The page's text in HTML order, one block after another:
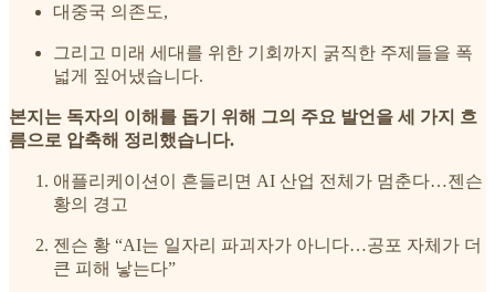
대중국 의존도,
그리고 미래 세대를 위한 기회까지 굵직한 주제들을 폭
넓게 짚어냈습니다.
본지는 독자의 이해를 돕기 위해 그의 주요 발언을 세 가지 흐
름으로 압축해 정리했습니다.
애플리케이션이 흔들리면 AI 산업 전체가 멈춘다…젠슨
황의 경고
젠슨 황 “AI는 일자리 파괴자가 아니다…공포 자체가 더
큰 피해 낳는다”